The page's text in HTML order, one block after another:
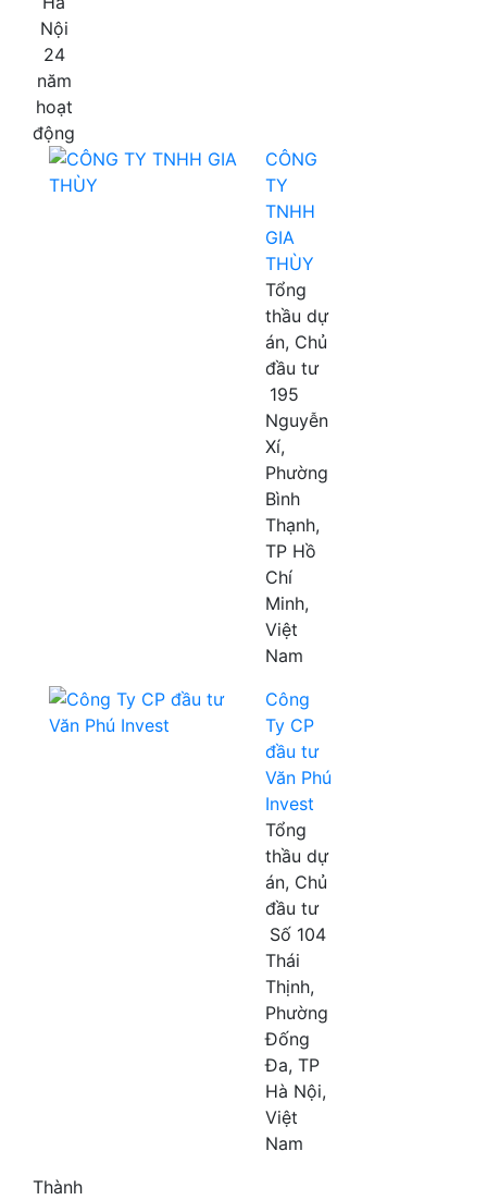
Nội
24
năm
hoạt
động
CÔNG
TY
TNHH
GIA
THÙY
Tổng
thầu dự
án, Chủ
đầu tư
195
Nguyễn
Xí,
Phường
Bình
Thạnh,
TP Hồ
Chí
Minh,
Việt
Nam
Công
Ty CP
đầu tư
Văn Phú
Invest
Tổng
thầu dự
án, Chủ
đầu tư
Số 104
Thái
Thịnh,
Phường
Đống
Đa, TP
Hà Nội,
Việt
Nam
Thành